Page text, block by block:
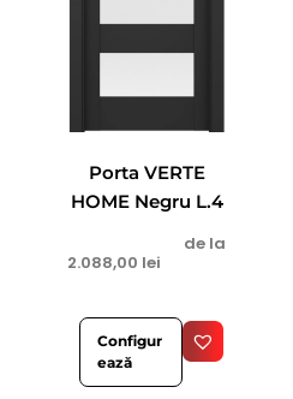
Porta VERTE
HOME Negru L.4
de la
2.088,00 lei
Configur
ează